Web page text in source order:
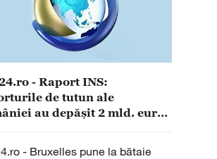
- Raport INS:
de tutun ale
au depășit 2 mld. euro
- Bruxelles pune la bătaie